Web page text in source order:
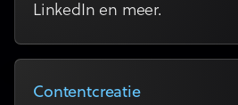
LinkedIn en meer.
Contentcreatie